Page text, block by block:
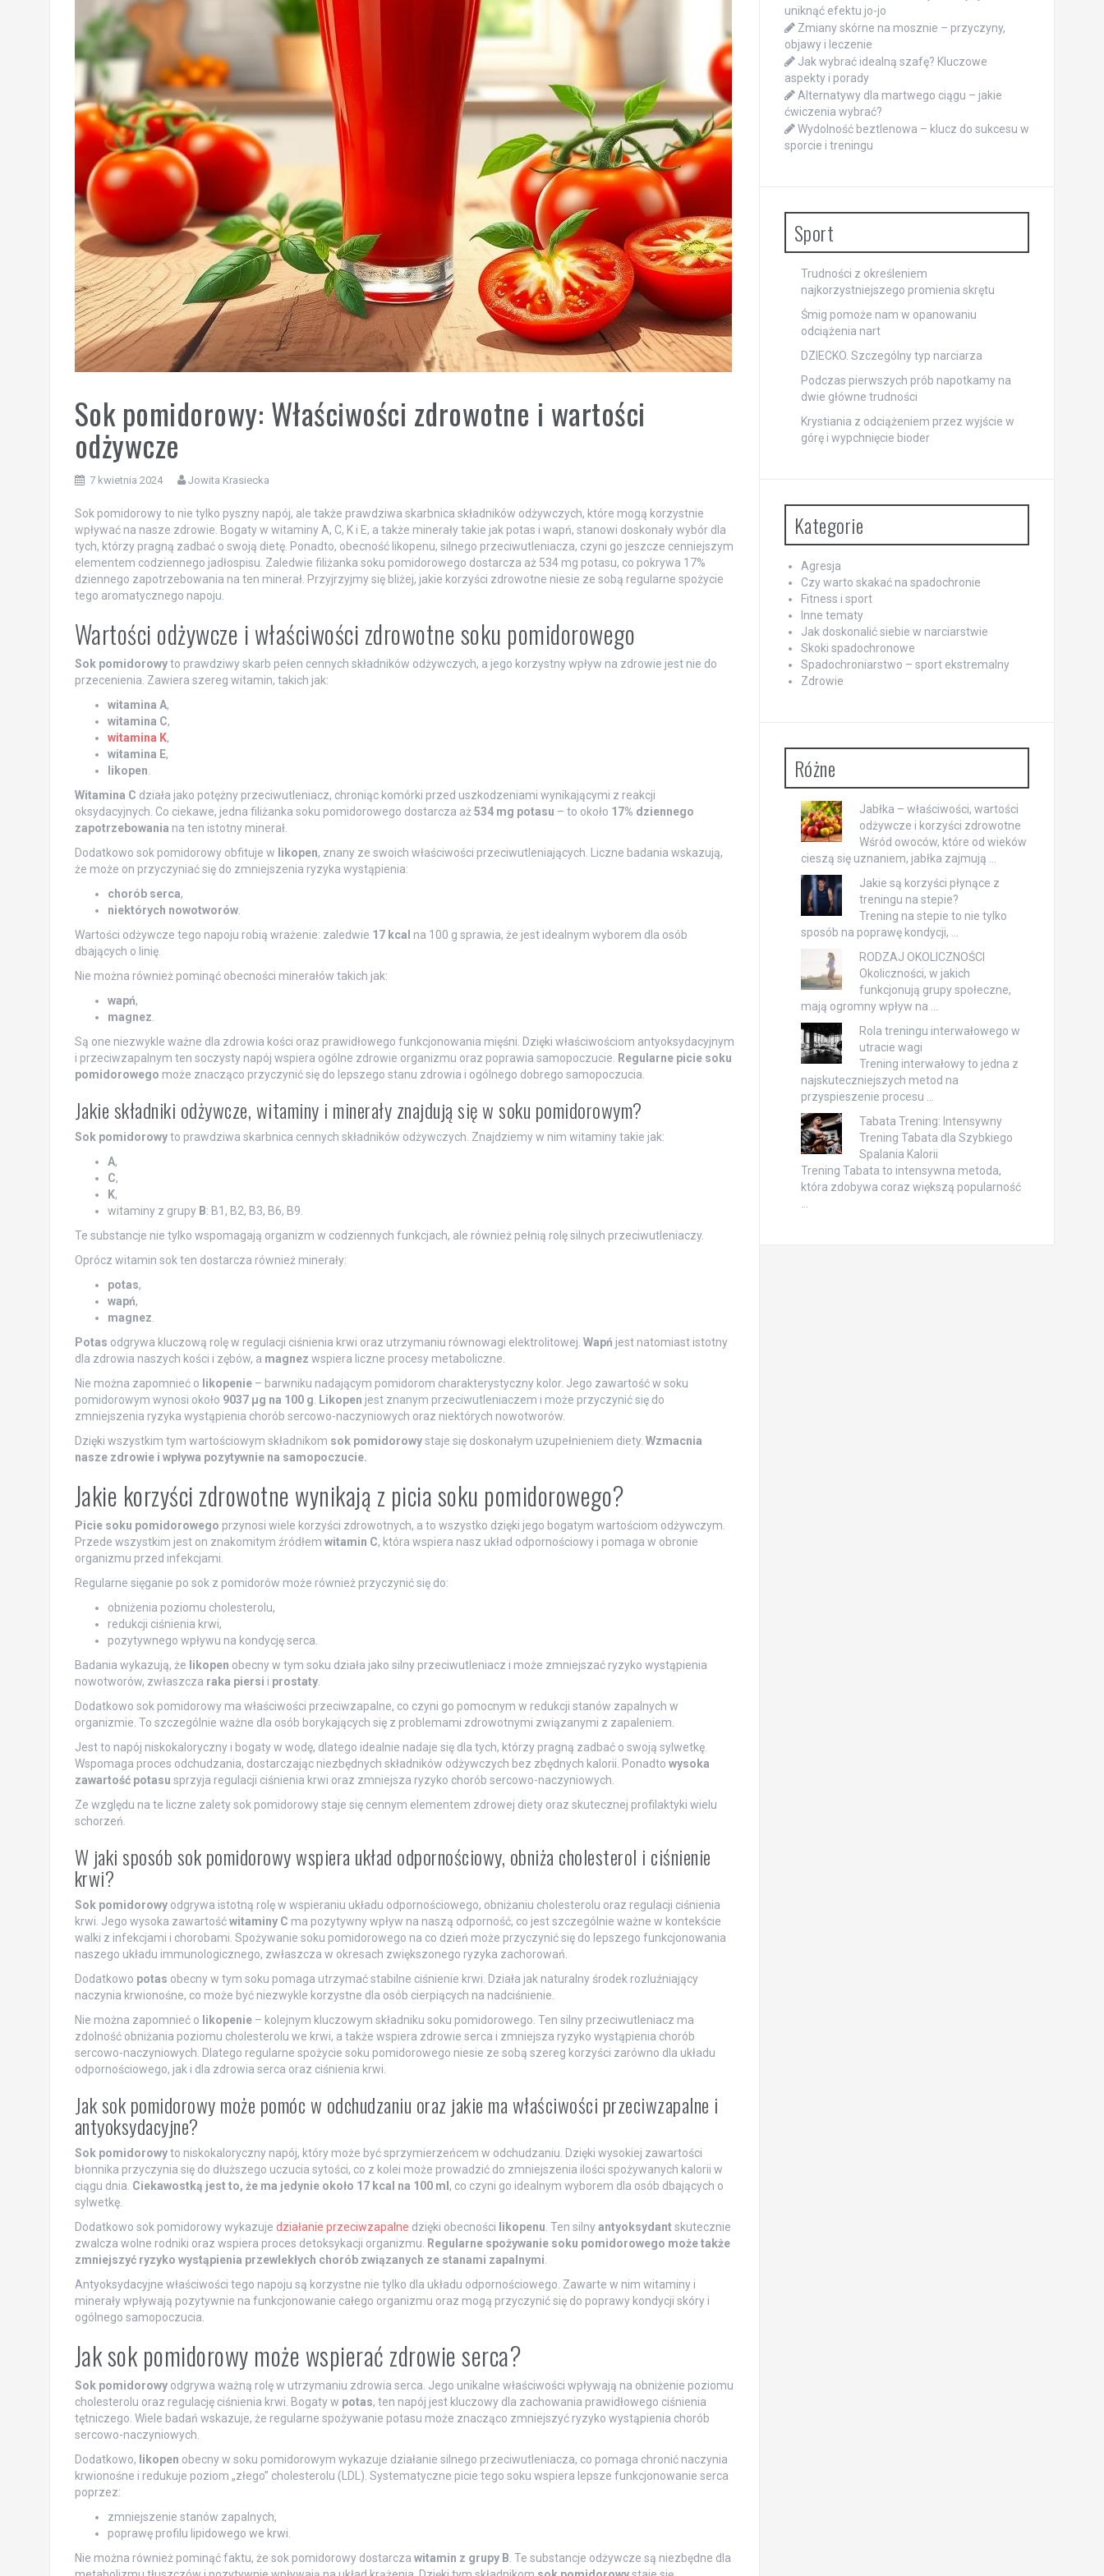
Sok pomidorowy: Właściwości zdrowotne i wartości
odżywcze
7 kwietnia 2024 Jowita Krasiecka
Sok pomidorowy to nie tylko pyszny napój, ale także prawdziwa skarbnica składników odżywczych, które mogą korzystnie
wpływać na nasze zdrowie. Bogaty w witaminy A, C, K i E, a także minerały takie jak potas i wapń, stanowi doskonały wybór dla
tych, którzy pragną zadbać o swoją dietę. Ponadto, obecność likopenu, silnego przeciwutleniacza, czyni go jeszcze cenniejszym
elementem codziennego jadłospisu. Zaledwie filiżanka soku pomidorowego dostarcza aż 534 mg potasu, co pokrywa 17%
dziennego zapotrzebowania na ten minerał. Przyjrzyjmy się bliżej, jakie korzyści zdrowotne niesie ze sobą regularne spożycie
tego aromatycznego napoju.
Wartości odżywcze i właściwości zdrowotne soku pomidorowego
Sok pomidorowyto prawdziwy skarb pełen cennych składników odżywczych, a jego korzystny wpływ na zdrowie jest nie do
przecenienia. Zawiera szereg witamin, takich jak:
witamina A,
witamina C,
witamina K,
witamina E,
likopen
Witamina C działa jako potężny przeciwutleniacz, chroniąc komórki przed uszkodzeniami wynikającymi z reakcji
oksydacyjnych. Co ciekawe, jedna filiżanka soku pomidorowego dostarcza aż 534 mg potasu – to około 17% dziennego
zapotrzebowania na ten istotny minerał.
Dodatkowo sok pomidorowy obfituje w likopen, znany ze swoich właściwości przeciwutleniających. Liczne badania wskazują,
że może on przyczyniać się do zmniejszenia ryzyka wystąpienia:
chorób serca,
niektórych nowotworów.
Wartości odżywcze tego napoju robią wrażenie: zaledwie 17 kcal na 100 g sprawia, że jest idealnym wyborem dla osób
dbających o linię.
Nie można również pominąć obecności minerałów takich jak:
wapń,
magnez
Są one niezwykle ważne dla zdrowia kości oraz prawidłowego funkcjonowania mięśni. Dzięki właściwościom antyoksydacyjnym
i przeciwzapalnym ten soczysty napój wspiera ogólne zdrowie organizmu oraz poprawia samopoczucie.
Regularne picie soku
pomidorowego może znacząco przyczynić się do lepszego stanu zdrowia i ogólnego dobrego samopoczucia.
Jakie składniki odżywcze, witaminy i minerały znajdują się w soku pomidorowym?
Sok pomidorowyto prawdziwa skarbnica cennych składników odżywczych. Znajdziemy w nim witaminy takie jak:
A,
C,
K,
witaminy z grupy B: B1, B2, B3, B6, B9.
Te substancje nie tylko wspomagają organizm w codziennych funkcjach, ale również pełnią rolę silnych przeciwutleniaczy.
Oprócz witamin sok ten dostarcza również minerały:
potas,
wapń,
magnez
Potas odgrywa kluczową rolę w regulacji ciśnienia krwi oraz utrzymaniu równowagi elektrolitowej. Wapń jest natomiast istotny
dla zdrowia naszych kości i zębów, a magnez wspiera liczne procesy metaboliczne.
Nie można zapomnieć o likopenie– barwniku nadającym pomidorom charakterystyczny kolor. Jego zawartość w soku
pomidorowym wynosi około 9037 µg na 100 g Likopen jest znanym przeciwutleniaczem i może przyczynić się do
zmniejszenia ryzyka wystąpienia chorób sercowo-naczyniowych oraz niektórych nowotworów.
Dzięki wszystkim tym wartościowym składnikom sok pomidorowystaje się doskonałym uzupełnieniem diety. Wzmacnia
nasze zdrowie i wpływa pozytywnie na samopoczucie.
Jakie korzyści zdrowotne wynikają z picia soku pomidorowego?
Picie soku pomidorowego przynosi wiele korzyści zdrowotnych, a to wszystko dzięki jego bogatym wartościom odżywczym.
Przede wszystkim jest on znakomitym źródłem witamin C, która wspiera nasz układ odpornościowy i pomaga w obronie
organizmu przed infekcjami.
Regularne sięganie po sok z pomidorów może również przyczynić się do:
obniżenia poziomu cholesterolu,
redukcji ciśnienia krwi,
pozytywnego wpływu na kondycję serca.
Badania wykazują, że likopen obecny w tym soku działa jako silny przeciwutleniacz i może zmniejszać ryzyko wystąpienia
nowotworów, zwłaszcza raka piersi i prostaty.
Dodatkowo sok pomidorowy ma właściwości przeciwzapalne, co czyni go pomocnym w redukcji stanów zapalnych w
organizmie. To szczególnie ważne dla osób borykających się z problemami zdrowotnymi związanymi z zapaleniem.
Jest to napój niskokaloryczny i bogaty w wodę, dlatego idealnie nadaje się dla tych, którzy pragną zadbać o swoją sylwetkę.
Wspomaga proces odchudzania, dostarczając niezbędnych składników odżywczych bez zbędnych kalorii. Ponadto wysoka
zawartość potasu sprzyja regulacji ciśnienia krwi oraz zmniejsza ryzyko chorób sercowo-naczyniowych.
Ze względu na te liczne zalety sok pomidorowy staje się cennym elementem zdrowej diety oraz skutecznej profilaktyki wielu
schorzeń.
W jaki sposób sok pomidorowy wspiera układ odpornościowy, obniża cholesterol i ciśnienie
krwi?
Sok pomidorowyodgrywa istotną rolę w wspieraniu układu odpornościowego, obniżaniu cholesterolu oraz regulacji ciśnienia
krwi. Jego wysoka zawartośćwitaminy C ma pozytywny wpływ na naszą odporność, co jest szczególnie ważne w kontekście
walki z infekcjami i chorobami. Spożywanie soku pomidorowego na co dzień może przyczynić się do lepszego funkcjonowania
naszego układu immunologicznego, zwłaszcza w okresach zwiększonego ryzyka zachorowań.
Dodatkowo potas obecny w tym soku pomaga utrzymać stabilne ciśnienie krwi. Działa jak naturalny środek rozluźniający
naczynia krwionośne, co może być niezwykle korzystne dla osób cierpiących na nadciśnienie.
Nie można zapomnieć o likopenie– kolejnym kluczowym składniku soku pomidorowego. Ten silny przeciwutleniacz ma
zdolność obniżania poziomu cholesterolu we krwi, a także wspiera zdrowie serca i zmniejsza ryzyko wystąpienia chorób
sercowo-naczyniowych. Dlatego regularne spożycie soku pomidorowego niesie ze sobą szereg korzyści zarówno dla układu
odpornościowego, jak i dla zdrowia serca oraz ciśnienia krwi.
Jak sok pomidorowy może pomóc w odchudzaniu oraz jakie ma właściwości przeciwzapalne i
antyoksydacyjne?
Sok pomidorowyto niskokaloryczny napój, który może być sprzymierzeńcem w odchudzaniu. Dzięki wysokiej zawartości
błonnika przyczynia się do dłuższego uczucia sytości, co z kolei może prowadzić do zmniejszenia ilości spożywanych kalorii w
ciągu dnia. Ciekawostką jest to, że ma jedynie około 17 kcal na 100 ml , co czyni go idealnym wyborem dla osób dbających o
sylwetkę.
Dodatkowo sok pomidorowy wykazuje działanie przeciwzapalne dzięki obecności likopenu . Ten silnyantyoksydantskutecznie
zwalcza wolne rodniki oraz wspiera proces detoksykacji organizmu.
Regularne spożywanie soku pomidorowego może także
zmniejszyć ryzyko wystąpienia przewlekłych chorób związanych ze stanami zapalnymi
Antyoksydacyjne właściwości tego napoju są korzystne nie tylko dla układu odpornościowego. Zawarte w nim witaminy i
minerały wpływają pozytywnie na funkcjonowanie całego organizmu oraz mogą przyczynić się do poprawy kondycji skóry i
ogólnego samopoczucia.
Jak sok pomidorowy może wspierać zdrowie serca?
Sok pomidorowyodgrywa ważną rolę w utrzymaniu zdrowia serca. Jego unikalne właściwości wpływają na obniżenie poziomu
cholesterolu oraz regulację ciśnienia krwi. Bogaty w potas, ten napój jest kluczowy dla zachowania prawidłowego ciśnienia
tętniczego. Wiele badań wskazuje, że regularne spożywanie potasu może znacząco zmniejszyć ryzyko wystąpienia chorób
sercowo-naczyniowych.
Dodatkowo, likopen obecny w soku pomidorowym wykazuje działanie silnego przeciwutleniacza, co pomaga chronić naczynia
krwionośne i redukuje poziom „złego” cholesterolu (LDL). Systematyczne picie tego soku wspiera lepsze funkcjonowanie serca
poprzez:
zmniejszenie stanów zapalnych,
poprawę profilu lipidowego we krwi.
Nie można również pominąć faktu, że sok pomidorowy dostarcza witamin z grupy B . Te substancje odżywcze są niezbędne dla
uniknąć efektu jo-jo
Zmiany skórne na mosznie – przyczyny,
objawy i leczenie
Jak wybrać idealną szafę? Kluczowe
aspekty i porady
Alternatywy dla martwego ciągu – jakie
ćwiczenia wybrać?
Wydolność beztlenowa – klucz do sukcesu w
sporcie i treningu
Sport
Trudności z określeniem
najkorzystniejszego promienia skrętu
Śmig pomoże nam w opanowaniu
odciążenia nart
DZIECKO. Szczególny typ narciarza
Podczas pierwszych prób napotkamy na
dwie główne trudności
Krystiania z odciążeniem przez wyjście w
górę i wypchnięcie bioder
Kategorie
Agresja
Czy warto skakać na spadochronie
Fitness i sport
Inne tematy
Jak doskonalić siebie w narciarstwie
Skoki spadochronowe
Spadochroniarstwo – sport ekstremalny
Zdrowie
Różne
Jabłka – właściwości, wartości
odżywcze i korzyści zdrowotne
Wśród owoców, które od wieków
cieszą się uznaniem, jabłka zajmują …
Jakie są korzyści płynące z
treningu na stepie?
Trening na stepie to nie tylko
sposób na poprawę kondycji, …
RODZAJ OKOLICZNOŚCI
Okoliczności, w jakich
funkcjonują grupy społeczne,
mają ogromny wpływ na …
Rola treningu interwałowego w
utracie wagi
Trening interwałowy to jedna z
najskuteczniejszych metod na
przyspieszenie procesu …
Tabata Trening: Intensywny
Trening Tabata dla Szybkiego
Spalania Kalorii
Trening Tabata to intensywna metoda,
która zdobywa coraz większą popularność